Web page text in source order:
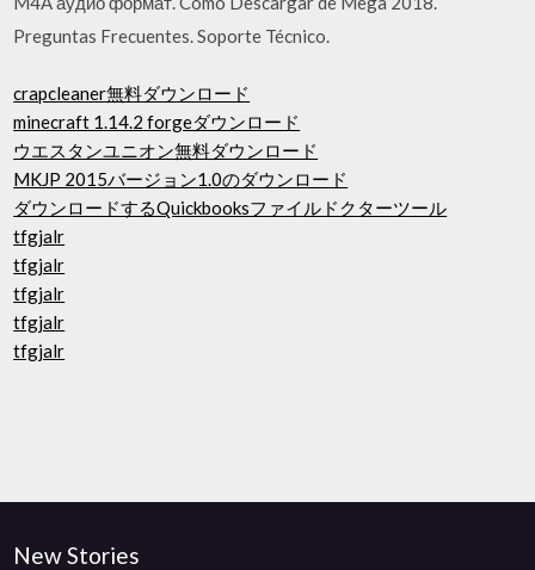
Preguntas Frecuentes. Soporte Técnico.
crapcleaner無料ダウンロード
minecraft 1.14.2 forgeダウンロード
ウエスタンユニオン無料ダウンロード
MKJP 2015バージョン1.0のダウンロード
ダウンロードするQuickbooksファイルドクターツール
tfgjalr
tfgjalr
tfgjalr
tfgjalr
tfgjalr
New Stories